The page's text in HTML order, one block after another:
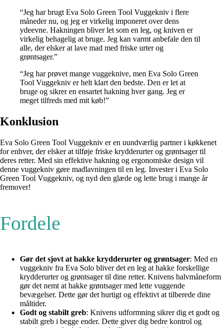
“Jeg har brugt Eva Solo Green Tool Vuggekniv i flere
måneder nu, og jeg er virkelig imponeret over dens
ydeevne. Hakningen bliver let som en leg, og kniven er
virkelig behagelig at bruge. Jeg kan varmt anbefale den til
alle, der elsker at lave mad med friske urter og
grøntsager.”
“Jeg har prøvet mange vuggeknive, men Eva Solo Green
Tool Vuggekniv er helt klart den bedste. Den er let at
bruge og sikrer en ensartet hakning hver gang. Jeg er
meget tilfreds med mit køb!”
Konklusion
Eva Solo Green Tool Vuggekniv er en uundværlig partner i køkkenet
for enhver, der elsker at tilføje friske krydderurter og grøntsager til
deres retter. Med sin effektive hakning og ergonomiske design vil
denne vuggekniv gøre madlavningen til en leg. Invester i Eva Solo
Green Tool Vuggekniv, og nyd den glæde og lette brug i mange år
fremover!
Fordele
Gør det sjovt at hakke krydderurter og grøntsager: Med en
vuggekniv fra Eva Solo bliver det en leg at hakke forskellige
krydderurter og grøntsager til dine retter. Knivens halvmåneform
gør det nemt at hakke grøntsager med lette vuggende
bevægelser. Dette gør det hurtigt og effektivt at tilberede dine
måltider.
Godt og stabilt greb: Knivens udformning sikrer dig et godt og
stabilt greb i begge ender. Dette giver dig bedre kontrol og